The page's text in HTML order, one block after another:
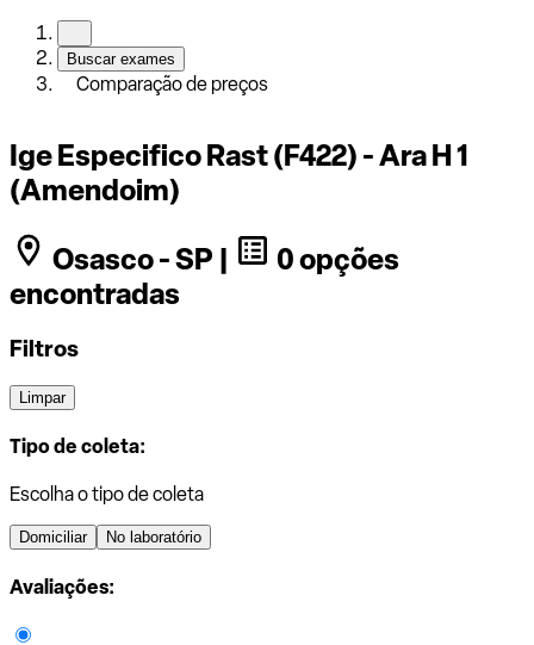
Buscar exames
Comparação de preços
Ige Especifico Rast (F422) - Ara H 1
(Amendoim)
Osasco - SP |
0 opções
encontradas
Filtros
Limpar
Tipo de coleta:
Escolha o tipo de coleta
Domiciliar No laboratório
Avaliações: